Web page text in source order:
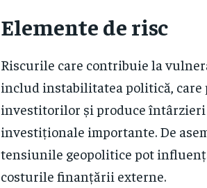
Elemente de risc
Riscurile care contribuie la
includ instabilitatea politică, care
investitorilor și produce
investiționale importante. De
tensiunile geopolitice pot
costurile finanțării externe.